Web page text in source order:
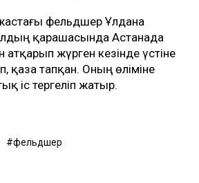
қарашасында Астанада
атқарып жүрген кезінде үстіне
қаза тапқан. Оның өліміне
іс тергеліп жатыр.